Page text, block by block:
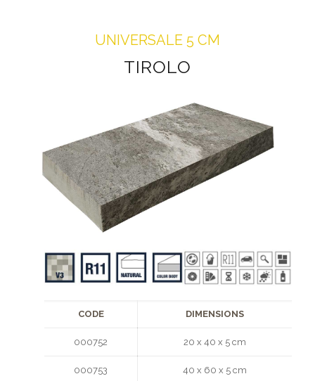
UNIVERSALE 5 CM
TIROLO
CODE DIMENSIONS
000752 20 x 40 x 5 cm
000753 40 x 60 x 5 cm